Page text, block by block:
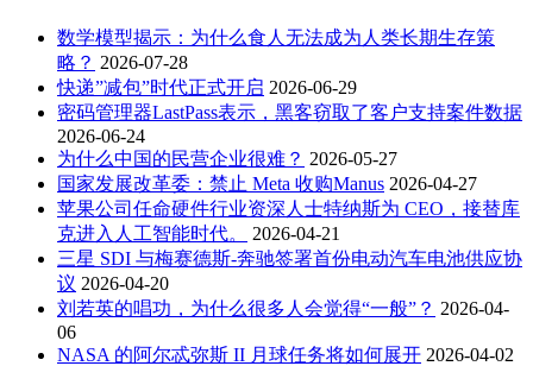
数学模型揭示：为什么食人无法成为人类长期生存策
略？ 2026-07-28
快递”减包”时代正式开启 2026-06-29
密码管理器LastPass表示，黑客窃取了客户支持案件数据
2026-06-24
为什么中国的民营企业很难？ 2026-05-27
国家发展改革委：禁止 Meta 收购Manus 2026-04-27
苹果公司任命硬件行业资深人士特纳斯为 CEO，接替库
克进入人工智能时代。
2026-04-21
三星 SDI 与梅赛德斯-奔驰签署首份电动汽车电池供应协
议 2026-04-20
刘若英的唱功，为什么很多人会觉得“一般”？ 2026-04-
06
NASA 的阿尔忒弥斯 II 月球任务将如何展开 2026-04-02